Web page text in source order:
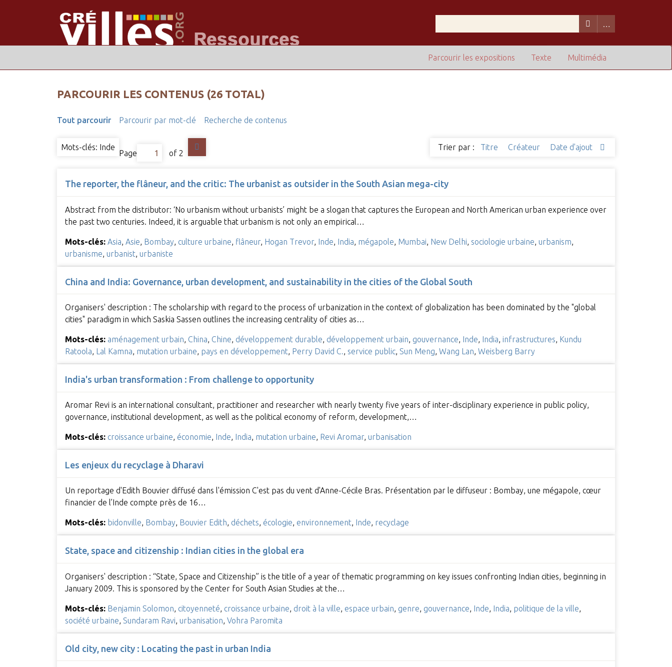
Multimédia
Texte
Parcourir les expositions
PARCOURIR LES CONTENUS (26 TOTAL)
Tout parcourir Parcourir par mot-clé Recherche de contenus
Mots-clés: Inde
Page of 2
Trier par : Titre Créateur Date d'ajout
The reporter, the flâneur, and the critic: The urbanist as outsider in the South Asian mega-city
Abstract from the distributor: ‘No urbanism without urbanists’ might be a slogan that captures the European and North American urban experience over
the past two centuries. Indeed, it is arguable that urbanism is not only an empirical…
Mots-clés: Asia Asie Bombay culture urbaine flâneur, Hogan Trevor, Inde India mégapole Mumbai New Delhi sociologie urbaine urbanism
urbanisme urbanist, urbaniste
China and India: Governance, urban development, and sustainability in the cities of the Global South
Organisers' description : The scholarship with regard to the process of urbanization in the context of globalization has been dominated by the "global
cities" paradigm in which Saskia Sassen outlines the increasing centrality of cities as…
Mots-clés: aménagement urbain, China, Chine, développement durable, développement urbain, gouvernance, Inde, India, infrastructures, Kundu
Ratoola, Lal Kamna, mutation urbaine, pays en développement, Perry David C., service public, Sun Meng, Wang Lan, Weisberg Barry
India's urban transformation : From challenge to opportunity
Aromar Revi is an international consultant, practitioner and researcher with nearly twenty five years of inter-disciplinary experience in public policy,
governance, institutional development, as well as the political economy of reform, development,…
Mots-clés: croissance urbaine, économie, Inde, India, mutation urbaine, Revi Aromar, urbanisation
Les enjeux du recyclage à Dharavi
Un reportage d'Edith Bouvier diffusé dans l'émission C'est pas du vent d'Anne-Cécile Bras. Présentation par le diffuseur : Bombay, une mégapole, cœur
financier de l’Inde compte près de 16…
Mots-clés: bidonville, Bombay, Bouvier Edith, déchets, écologie, environnement, Inde, recyclage
State, space and citizenship : Indian cities in the global era
Organisers' description : “State, Space and Citizenship” is the title of a year of thematic programming on key issues confronting Indian cities, beginning in
January 2009. This is sponsored by the Center for South Asian Studies at the…
Mots-clés: Benjamin Solomon citoyenneté croissance urbaine droit à la ville espace urbain genre gouvernance Inde India politique de la ville
société urbaine Sundaram Ravi urbanisation Vohra Paromita
Old city, new city : Locating the past in urban India